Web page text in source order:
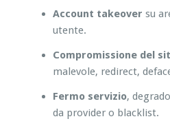
Account takeover su
utente.
Compromissione del
malevole, redirect,
Fermo servizio,
da provider o blacklist.